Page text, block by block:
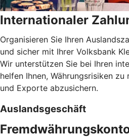
Internationaler
Organisieren Sie Ihren
und sicher mit Ihrer Volksbank
Wir unterstützen Sie bei Ihren
helfen Ihnen, Währungsrisiken
und Exporte abzusichern.
Auslandsgeschäft